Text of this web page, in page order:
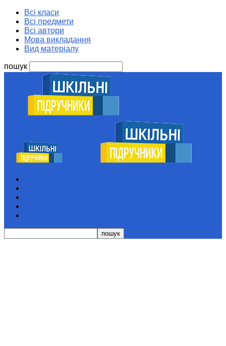
Всі класи
Всі предмети
Всі автори
Мова викладання
Вид матеріалу
пошук